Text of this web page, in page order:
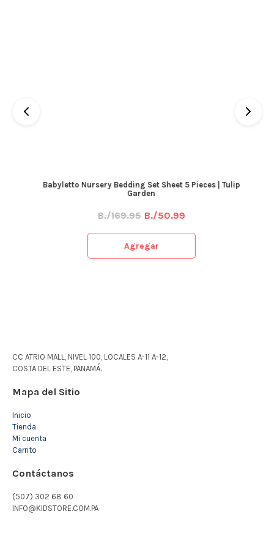
Babyletto Nursery Bedding Set Sheet 5 Pieces | Tulip
Garden
B./169.95 B./50.99
Agregar
CC ATRIO MALL, NIVEL 100, LOCALES A-11 A-12,
COSTA DEL ESTE, PANAMÁ.
Mapa del Sitio
Inicio
Tienda
Mi cuenta
Carrito
Contáctanos
(507) 302 68 60
INFO@KIDSTORE.COM.PA